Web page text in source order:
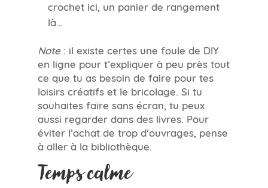
crochet ici, un panier de rangement
là…
Note: il existe certes une foule de DIY
en ligne pour t’expliquer à peu près tout
ce que tu as besoin de faire pour tes
loisirs créatifs et le bricolage. Si tu
souhaites faire sans écran, tu peux
aussi regarder dans des livres. Pour
éviter l’achat de trop d’ouvrages, pense
à aller à la bibliothèque.
Temps calme